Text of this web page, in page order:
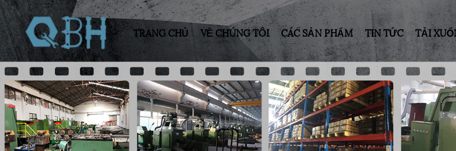
TRANG CHỦ VỀ CHÚNG TÔI CÁC SẢN PHẨM TIN TỨC TẢI